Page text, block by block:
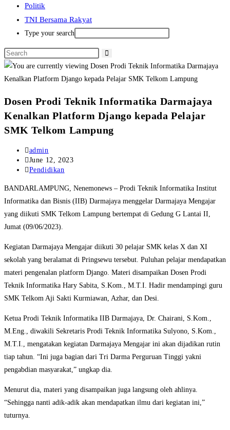
Politik
TNI Bersama Rakyat
Type your search
Dosen Prodi Teknik Informatika Darmajaya
Kenalkan Platform Django kepada Pelajar
SMK Telkom Lampung
Post
author:
admin
Post
published:
June 12, 2023
Post
Pendidikan
BANDARLAMPUNG, Nenemonews – Prodi Teknik Informatika Institut
Informatika dan Bisnis (IIB) Darmajaya menggelar Darmajaya Mengajar
yang diikuti SMK Telkom Lampung bertempat di Gedung G Lantai II,
Jumat (09/06/2023).
Kegiatan Darmajaya Mengajar diikuti 30 pelajar SMK kelas X dan XI
sekolah yang beralamat di Pringsewu tersebut. Puluhan pelajar mendapatkan
materi pengenalan platform Django. Materi disampaikan Dosen Prodi
Teknik Informatika Hary Sabita, S.Kom., M.T.I. Hadir mendampingi guru
SMK Telkom Aji Sakti Kurmiawan, Azhar, dan Desi.
Ketua Prodi Teknik Informatika IIB Darmajaya, Dr. Chairani, S.Kom.,
M.Eng., diwakili Sekretaris Prodi Teknik Informatika Sulyono, S.Kom.,
M.T.I., mengatakan kegiatan Darmajaya Mengajar ini akan dijadikan rutin
tiap tahun. “Ini juga bagian dari Tri Darma Perguruan Tinggi yakni
pengabdian masyarakat,” ungkap dia.
Menurut dia, materi yang disampaikan juga langsung oleh ahlinya.
“Sehingga nanti adik-adik akan mendapatkan ilmu dari kegiatan ini,”
tuturnya.